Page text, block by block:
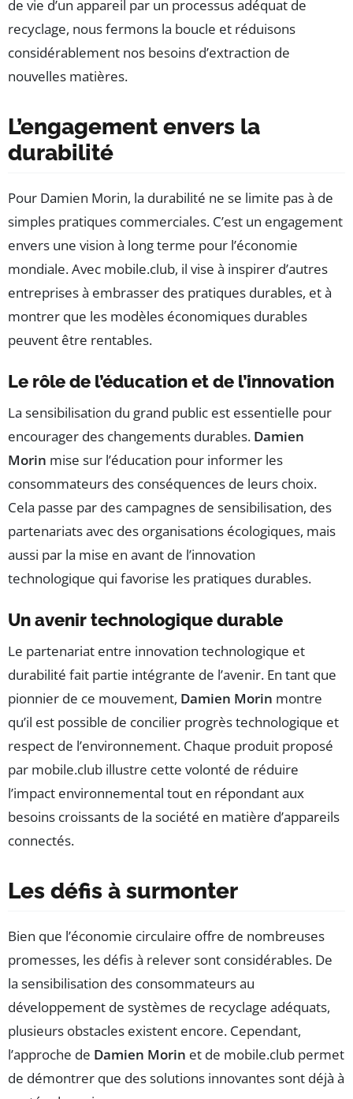
de vie d’un appareil par un processus adéquat de
recyclage, nous fermons la boucle et réduisons
considérablement nos besoins d’extraction de
nouvelles matières.
L’engagement envers la
durabilité
Pour Damien Morin, la durabilité ne se limite pas à de
simples pratiques commerciales. C’est un engagement
envers une vision à long terme pour l’économie
mondiale. Avec mobile.club, il vise à inspirer d’autres
entreprises à embrasser des pratiques durables, et à
montrer que les modèles économiques durables
peuvent être rentables.
Le rôle de l’éducation et de l’innovation
La sensibilisation du grand public est essentielle pour
encourager des changements durables. Damien
Morin mise sur l’éducation pour informer les
consommateurs des conséquences de leurs choix.
Cela passe par des campagnes de sensibilisation, des
partenariats avec des organisations écologiques, mais
aussi par la mise en avant de l’innovation
technologique qui favorise les pratiques durables.
Un avenir technologique durable
Le partenariat entre innovation technologique et
durabilité fait partie intégrante de l’avenir. En tant que
pionnier de ce mouvement, Damien Morin montre
qu’il est possible de concilier progrès technologique et
respect de l’environnement. Chaque produit proposé
par mobile.club illustre cette volonté de réduire
l’impact environnemental tout en répondant aux
besoins croissants de la société en matière d’appareils
connectés.
Les défis à surmonter
Bien que l’économie circulaire offre de nombreuses
promesses, les défis à relever sont considérables. De
la sensibilisation des consommateurs au
développement de systèmes de recyclage adéquats,
plusieurs obstacles existent encore. Cependant,
l’approche de Damien Morin et de mobile.club permet
de démontrer que des solutions innovantes sont déjà à